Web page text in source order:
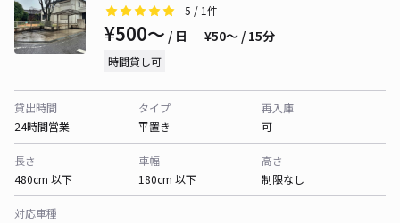
5 / 1件
¥500〜 / 日 ¥50〜 / 15分
時間貸し可
貸出時間
24時間営業
タイプ
平置き
再入庫
可
長さ
480cm 以下
車幅
180cm 以下
高さ
制限なし
対応車種